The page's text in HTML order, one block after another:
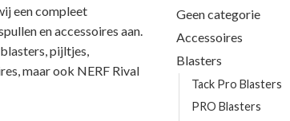
eencompleet
en accessoires aan.
pijltjes,
, maar ook NERF Rival
Geen categorie
Accessoires
Blasters
Tack Pro Blasters
PRO Blasters